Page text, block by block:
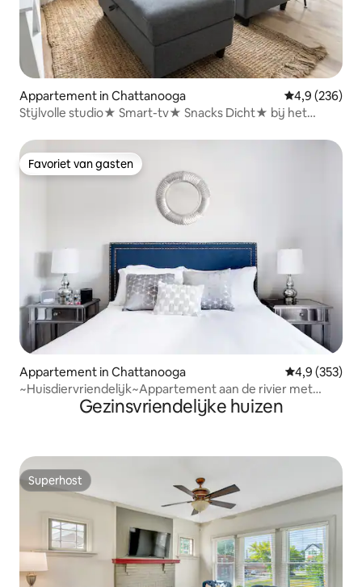
Appartement in Chattanooga Gemiddelde
4,9 (236)
Stijlvolle studio★ Smart-tv★ Snacks Dicht★ bij het
Favoriet van gasten
Favoriet van gasten
Appartement in Chattanooga Gemiddelde
4,9 (353)
~Huisdiervriendelijk~Appartement aan de rivier met
Gezinsvriendelijke huizen
Superhost
Superhost